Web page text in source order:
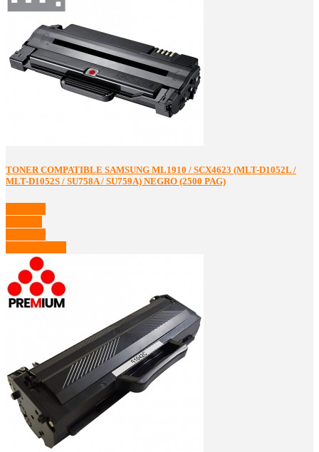
TONER COMPATIBLE SAMSUNG ML1910 / SCX4623 (MLT-D1052L /
MLT-D1052S / SU758A / SU759A) NEGRO (2500 PAG)